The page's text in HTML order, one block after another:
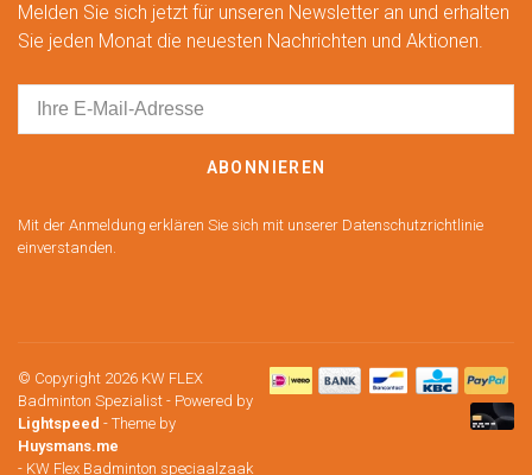
Melden Sie sich jetzt für unseren Newsletter an und erhalten
Sie jeden Monat die neuesten Nachrichten und Aktionen.
ABONNIEREN
Mit der Anmeldung erklären Sie sich mit unserer Datenschutzrichtlinie
einverstanden.
© Copyright 2026 KW FLEX
Badminton Spezialist - Powered by
Lightspeed - Theme by
Huysmans.me
- KW Flex Badminton speciaalzaak